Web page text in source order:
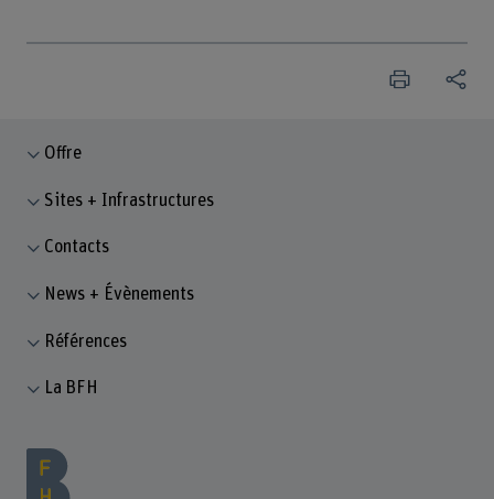
Offre
Sites + Infrastructures
Contacts
News + Évènements
Références
La BFH